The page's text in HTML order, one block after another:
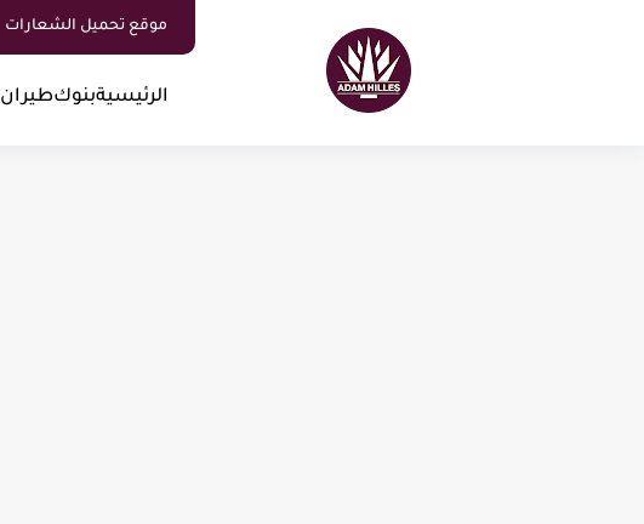
موقع تحميل الشعارات
الرئيسيةبنوكطيران